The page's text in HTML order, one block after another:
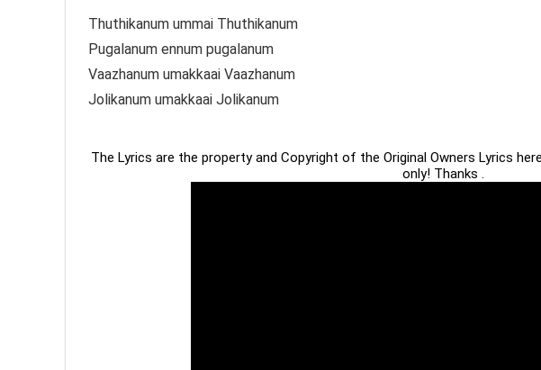
Thuthikanum ummai Thuthikanum
Pugalanum ennum pugalanum
Vaazhanum umakkaai Vaazhanum
Jolikanum umakkaai Jolikanum
The Lyrics are the property and Copyright of the Original Owners Lyrics
only! Thanks .